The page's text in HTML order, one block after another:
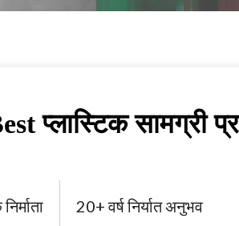
प्लास्टिक सामग्री
20+ वर्ष निर्यात अनुभव